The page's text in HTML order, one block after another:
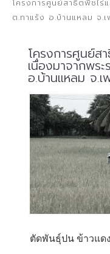
โครงการศูนย์สาธิตพืชไร่
ต.ทาแร้ง อ.บ้านแหลม จ.
โครงการศูนย์ส
เนื่องมาจากพร
อ.บ้านแหลม จ.
ตัดพันธุ์ปน ข้าวแด